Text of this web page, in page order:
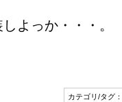
よっか・・・。
カテゴリ/タグ：